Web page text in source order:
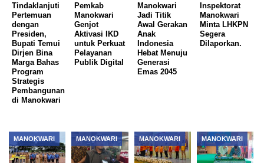
Tindaklanjuti
Pertemuan
dengan
Presiden,
Bupati Temui
Dirjen Bina
Marga Bahas
Program
Strategis
Pembangunan
di Manokwari
Pemkab
Manokwari
Genjot
Aktivasi IKD
untuk Perkuat
Pelayanan
Publik Digital
Manokwari
Jadi Titik
Awal Gerakan
Anak
Indonesia
Hebat Menuju
Generasi
Emas 2045
Inspektorat
Manokwari
Minta LHKPN
Segera
Dilaporkan.
MANOKWARI MANOKWARI MANOKWARI MANOKWARI